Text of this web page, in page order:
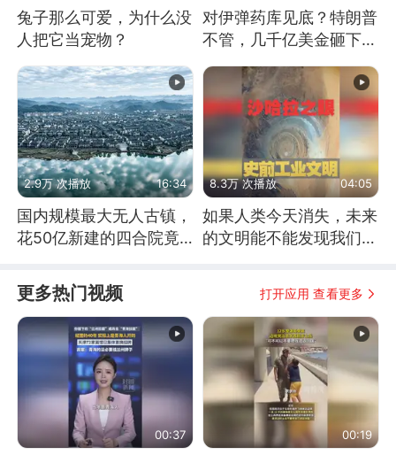
兔子那么可爱，为什么没
人把它当宠物？
对伊弹药库见底？特朗普
不管，几千亿美金砸下，
2.9万 次播放 16:34
国内规模最大无人古镇，
花50亿新建的四合院竟
8.3万 次播放 04:05
如果人类今天消失，未来
的文明能不能发现我们存
更多热门视频 打开应用 查看更多
00:37 00:19